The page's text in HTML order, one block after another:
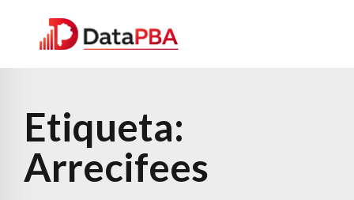
Etiqueta:
Arrecifees